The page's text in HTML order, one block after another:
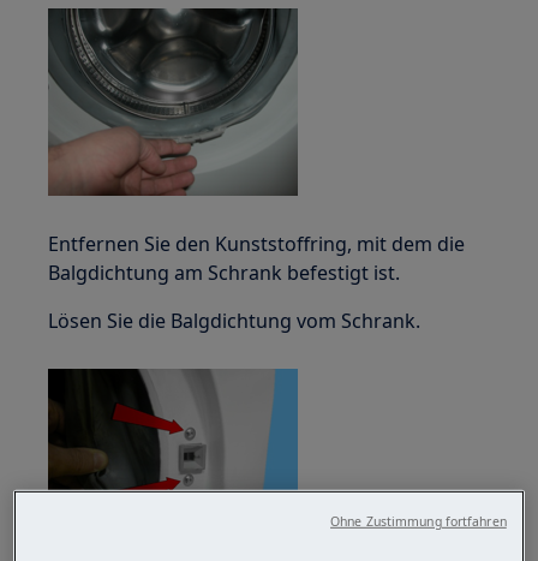
Entfernen Sie den Kunststoffring, mit dem die
Balgdichtung am Schrank befestigt ist.
Lösen Sie die Balgdichtung vom Schrank.
Ohne Zustimmung fortfahren